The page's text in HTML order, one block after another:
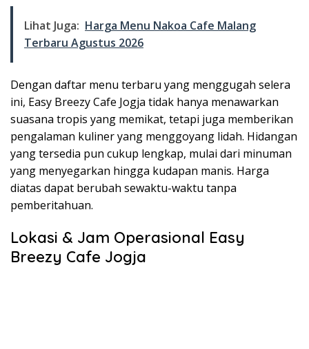
Lihat Juga: Harga Menu Nakoa Cafe Malang
Terbaru Agustus 2026
Dengan daftar menu terbaru yang menggugah selera
ini, Easy Breezy Cafe Jogja tidak hanya menawarkan
suasana tropis yang memikat, tetapi juga memberikan
pengalaman kuliner yang menggoyang lidah. Hidangan
yang tersedia pun cukup lengkap, mulai dari minuman
yang menyegarkan hingga kudapan manis. Harga
diatas dapat berubah sewaktu-waktu tanpa
pemberitahuan.
Lokasi & Jam Operasional Easy
Breezy Cafe Jogja